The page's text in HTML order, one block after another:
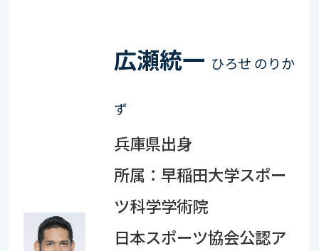
広瀬統一 ひろせ のりか
ず
兵庫県出身
所属：早稲田大学スポー
ツ科学学術院
日本スポーツ協会公認ア